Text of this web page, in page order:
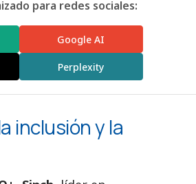
para redes sociales:
Google AI
Perplexity
inclusión y la